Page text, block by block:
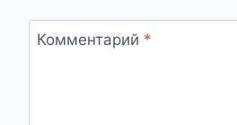
Комментарий *